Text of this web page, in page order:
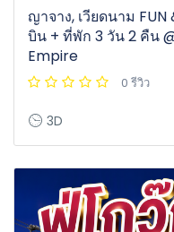
ญาจาง, เวียดนาม
บิน + ที่พัก 3 วัน 2 คืน
Empire
0 รีวิว
3D